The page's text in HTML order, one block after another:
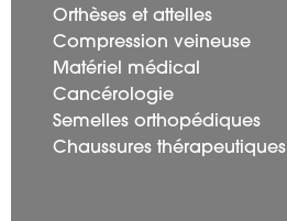
Orthèses et attelles
Compression veineuse
Matériel médical
Cancérologie
Semelles orthopédiques
Chaussures thérapeutiques